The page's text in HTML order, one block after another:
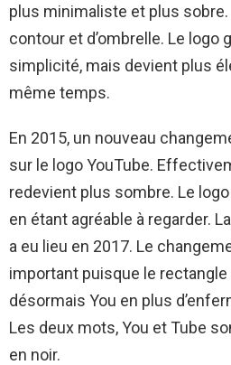
plus minimaliste et plus sobre.
contour et d’ombrelle. Le logo
simplicité, mais devient plus
même temps.
En 2015, un nouveau
sur le logo YouTube.
redevient plus sombre. Le
en étant agréable à regarder.
a eu lieu en 2017. Le
important puisque le
désormais You en plus
Les deux mots, You et Tube
en noir.